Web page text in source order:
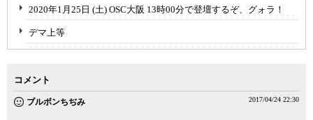
2020年1月25日 (土) OSC大阪 13時00分で登壇するぞ、グォラ！
デマ上等
コメント
ブルボンちぢみ 2017/04/24 22:30